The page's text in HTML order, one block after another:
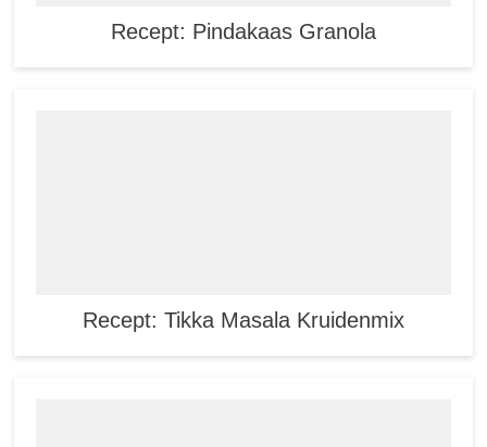
Recept: Pindakaas Granola
Recept: Tikka Masala Kruidenmix